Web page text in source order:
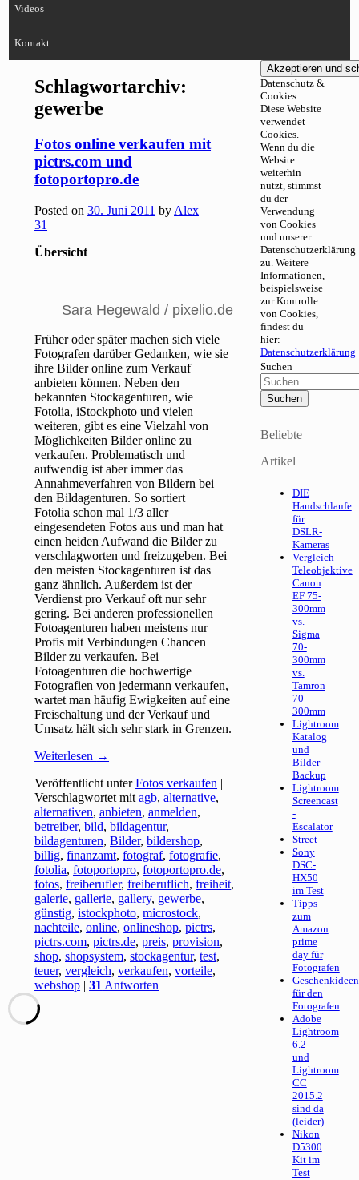
Videos
Kontakt
Schlagwortarchiv:
gewerbe
Fotos online verkaufen mit
pictrs.com und
fotoportopro.de
Posted on30. Juni 2011 by Alex
31
Übersicht
Sara Hegewald / pixelio.de
Früher oder später machen sich viele
Fotografen darüber Gedanken, wie sie
ihre Bilder online zum Verkauf
anbieten können. Neben den
bekannten Stockagenturen, wie
Fotolia, iStockphoto und vielen
weiteren, gibt es eine Vielzahl von
Möglichkeiten Bilder online zu
verkaufen. Problematisch und
aufwendig ist aber immer das
Annahmeverfahren von Bildern bei
den Bildagenturen. So sortiert
Fotolia schon mal 1/3 aller
eingesendeten Fotos aus und man hat
einen heiden Aufwand die Bilder zu
verschlagworten und freizugeben. Bei
den meisten Stockagenturen ist das
ganz ähnlich. Außerdem ist der
Verdienst pro Verkauf oft nur sehr
gering. Bei anderen professionellen
Fotoagenturen haben meistens nur
Profis mit Verbindungen Chancen
Bilder zu verkaufen. Bei
Fotoagenturen die hochwertige
Fotografien von jedermann verkaufen,
wartet man häufig Ewigkeiten auf eine
Freischaltung und der Verkauf und
Umsatz hält sich sehr stark in Grenzen.
Weiterlesen →
Veröffentlicht unter Fotos verkaufen |
Verschlagwortet mit agb,alternative,
alternativen,anbieten,anmelden,
betreiber,bild,bildagentur,
bildagenturen,Bilder,bildershop,
billig,finanzamt,fotograf,fotografie,
fotolia,fotoportopro,fotoportopro.de,
fotos,freiberufler,freiberuflich,freiheit,
galerie, gallerie, gallery, gewerbe,
günstig,istockphoto,microstock,
nachteile,online,onlineshop,pictrs,
pictrs.com,pictrs.de,preis,provision,
shop,shopsystem,stockagentur,test,
teuer,vergleich,verkaufen,vorteile,
webshop |31 Antworten
Datenschutz &
Cookies:
Diese Website
verwendet
Cookies.
Wenn du die
Website
weiterhin
nutzt, stimmst
du der
Verwendung
von Cookies
und unserer
Datenschutzerklärung
zu. Weitere
Informationen,
beispielsweise
zur Kontrolle
von Cookies,
findest du
hier:
Datenschutzerklärung
Suchen
Beliebte
Artikel
DIE
Handschlaufe
für
DSLR-
Kameras
Vergleich
Teleobjektive
Canon
EF 75-
300mm
vs.
Sigma
70-
300mm
vs.
Tamron
70-
300mm
Lightroom
Katalog
und
Bilder
Backup
Lightroom
Screencast
-
Escalator
Street
Sony
DSC-
HX50
im Test
Tipps
zum
Amazon
prime
day für
Fotografen
Geschenkideen
für den
Fotografen
Adobe
Lightroom
6.2
und
Lightroom
CC
2015.2
sind da
(leider)
Nikon
D5300
Kit im
Test